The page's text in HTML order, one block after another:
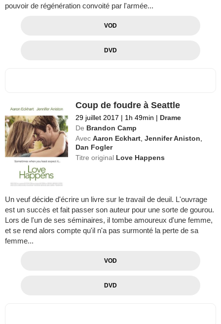
pouvoir de régénération convoité par l'armée...
VOD
DVD
Coup de foudre à Seattle
29 juillet 2017 | 1h 49min | Drame
De Brandon Camp
Avec Aaron Eckhart ,Jennifer Aniston
Dan Fogler
Titre original Love Happens
Un veuf décide d'écrire un livre sur le travail de deuil. L'ouvrage
est un succès et fait passer son auteur pour une sorte de gourou.
Lors de l'un de ses séminaires, il tombe amoureux d'une femme,
et se rend alors compte qu'il n'a pas surmonté la perte de sa
femme...
VOD
DVD